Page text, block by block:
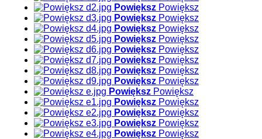
Powiększ Powiększ
Powiększ Powiększ
Powiększ Powiększ
Powiększ Powiększ
Powiększ Powiększ
Powiększ Powiększ
Powiększ Powiększ
Powiększ Powiększ
Powiększ Powiększ
Powiększ Powiększ
Powiększ Powiększ
Powiększ Powiększ
Powiększ Powiększ